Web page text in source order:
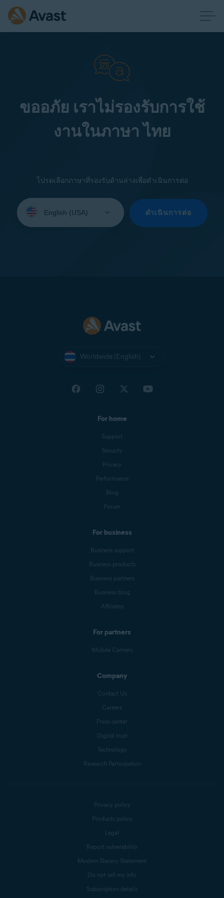
ขออภัย เราไม่รองรับการใช้
งานในภาษา ไทย
โปรดเลือกภาษาที่รองรับด้านล่างเพื่อดำเนินการต่อ
your
ดำเนินการต่อ
Worldwide (English)
For home
Support
Security
Privacy
Performance
Blog
Forum
For business
Business support
Business products
Business partners
Business blog
Affiliates
For partners
Mobile Carriers
Company
Contact Us
Careers
Press center
Digital trust
Technology
Research Participation
Privacy policy
Products policy
Legal
Report vulnerability
Modern Slavery Statement
Do not sell my info
Subscription details